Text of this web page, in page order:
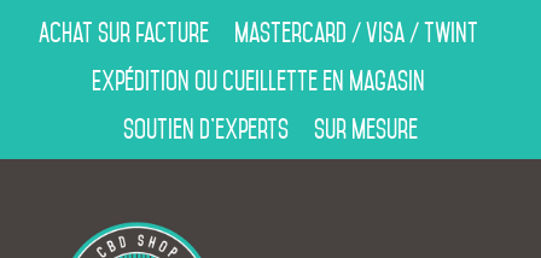
Achat sur facture
Mastercard / Visa / Twint
Expédition ou cueillette en magasin
Soutien d’experts
Sur mesure